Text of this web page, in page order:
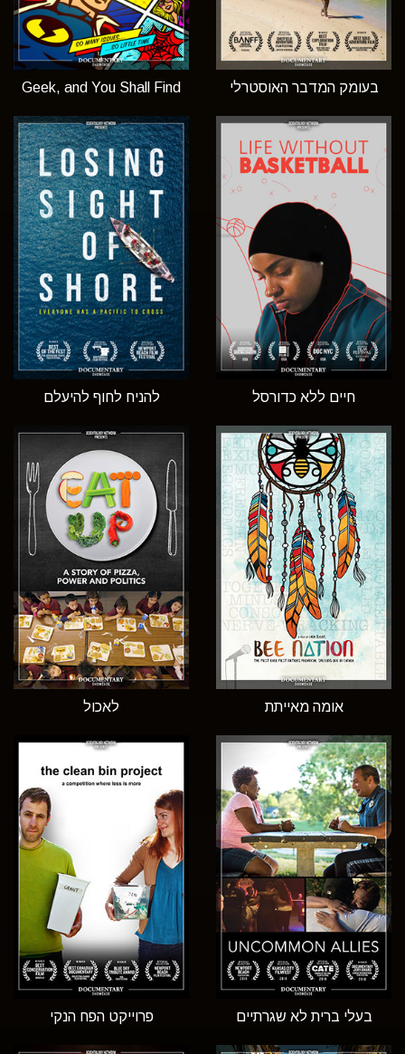
בעומק המדבר האוסטרלי Geek, and You Shall Find
חיים ללא כדורסל להניח לחוף להיעלם
אומה מאייתת לאכול
בעלי ברית לא שגרתיים פרוייקט הפח הנקי